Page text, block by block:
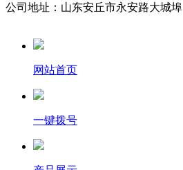
公司地址：山东安丘市永安路大城埠
网站首页
一键拨号